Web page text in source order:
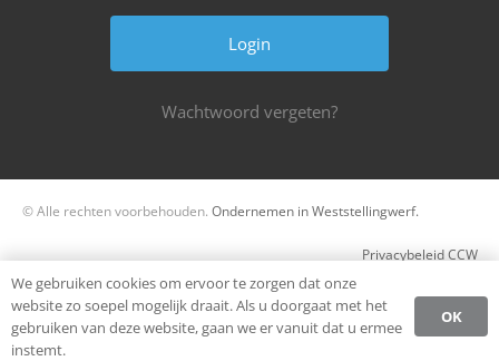
Wachtwoord vergeten?
© Alle rechten voorbehouden. Ondernemen in Weststellingwerf.
Privacybeleid CCW
Register
Login
We gebruiken cookies om ervoor te zorgen dat onze
website zo soepel mogelijk draait. Als u doorgaat met het
gebruiken van deze website, gaan we er vanuit dat u ermee
instemt.
OK